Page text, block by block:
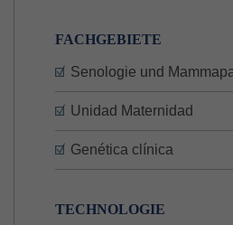
FACHGEBIETE
Senologie und
Unidad Maternidad
Genética clínica
TECHNOLOGIE